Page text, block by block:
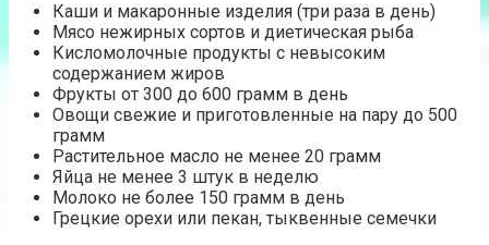
Каши и макаронные изделия (три раза в день)
Мясо нежирных сортов и диетическая рыба
Кисломолочные продукты с невысоким
содержанием жиров
Фрукты от 300 до 600 грамм в день
Овощи свежие и приготовленные на пару до 500
грамм
Растительное масло не менее 20 грамм
Яйца не менее 3 штук в неделю
Молоко не более 150 грамм в день
Грецкие орехи или пекан, тыквенные семечки